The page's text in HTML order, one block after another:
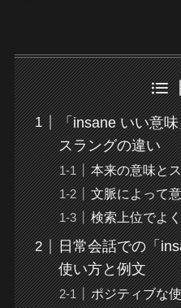
「insane いい意
スラングの違い
本来の意味と
文脈によって
検索上位でよ
日常会話での「
使い方と例文
ポジティブな